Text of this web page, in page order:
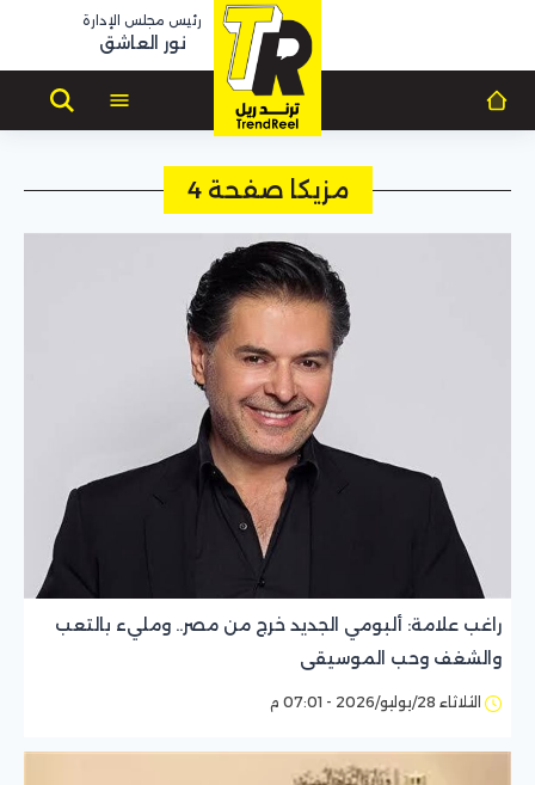
رئيس مجلس الإدارة
نور العاشق
مزيكا صفحة 4
راغب علامة: ألبومي الجديد خرج من مصر.. ومليء بالتعب
والشغف وحب الموسيقى
الثلاثاء 28/يوليو/2026 - 07:01 م